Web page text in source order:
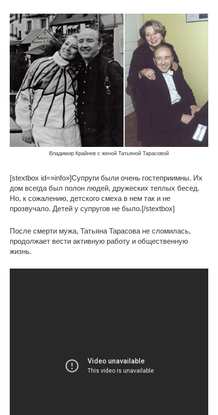
Владимир Крайнев с женой Татьяной Тарасовой
[stextbox id=»info»]Супруги были очень гостеприимны. Их
дом всегда был полон людей, дружеских теплых бесед.
Но, к сожалению, детского смеха в нем так и не
прозвучало. Детей у супругов не было.[/stextbox]
После смерти мужа, Татьяна Тарасова не сломилась,
продолжает вести активную работу и общественную
жизнь.